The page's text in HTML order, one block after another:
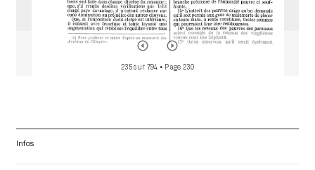
235 sur 794 • Page 230
Infos